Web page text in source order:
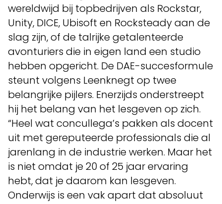
wereldwijd bij topbedrijven als Rockstar,
Unity, DICE, Ubisoft en Rocksteady aan de
slag zijn, of de talrijke getalenteerde
avonturiers die in eigen land een studio
hebben opgericht. De DAE-succesformule
steunt volgens Leenknegt op twee
belangrijke pijlers. Enerzijds onderstreept
hij het belang van het lesgeven op zich.
“Heel wat concullega’s pakken als docent
uit met gereputeerde professionals die al
jarenlang in de industrie werken. Maar het
is niet omdat je 20 of 25 jaar ervaring
hebt, dat je daarom kan lesgeven.
Onderwijs is een vak apart dat absoluut